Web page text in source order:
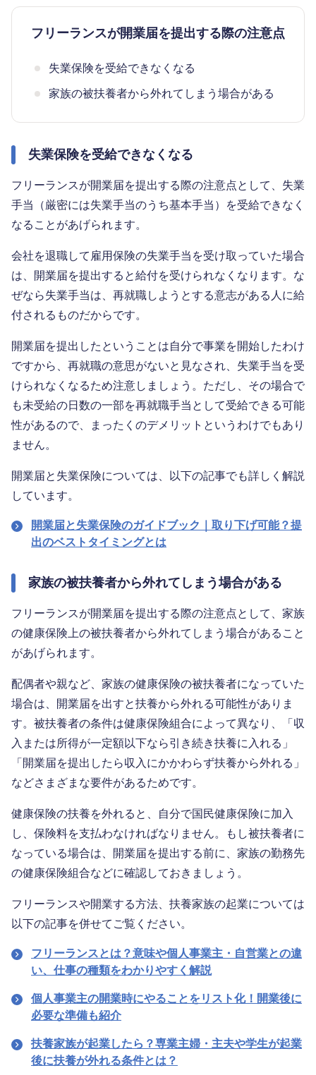
フリーランスが開業届を提出する際の注意点
失業保険を受給できなくなる
家族の被扶養者から外れてしまう場合がある
失業保険を受給できなくなる
フリーランスが開業届を提出する際の注意点として、失業
手当（厳密には失業手当のうち基本手当）を受給できなく
なることがあげられます。
会社を退職して雇用保険の失業手当を受け取っていた場合
は、開業届を提出すると給付を受けられなくなります。な
ぜなら失業手当は、再就職しようとする意志がある人に給
付されるものだからです。
開業届を提出したということは自分で事業を開始したわけ
ですから、再就職の意思がないと見なされ、失業手当を受
けられなくなるため注意しましょう。ただし、その場合で
も未受給の日数の一部を再就職手当として受給できる可能
性があるので、まったくのデメリットというわけでもあり
ません。
開業届と失業保険については、以下の記事でも詳しく解説
しています。
開業届と失業保険のガイドブック｜取り下げ可能？提
出のベストタイミングとは
家族の被扶養者から外れてしまう場合がある
フリーランスが開業届を提出する際の注意点として、家族
の健康保険上の被扶養者から外れてしまう場合があること
があげられます。
配偶者や親など、家族の健康保険の被扶養者になっていた
場合は、開業届を出すと扶養から外れる可能性がありま
す。被扶養者の条件は健康保険組合によって異なり、「収
入または所得が一定額以下なら引き続き扶養に入れる」
「開業届を提出したら収入にかかわらず扶養から外れる」
などさまざまな要件があるためです。
健康保険の扶養を外れると、自分で国民健康保険に加入
し、保険料を支払わなければなりません。もし被扶養者に
なっている場合は、開業届を提出する前に、家族の勤務先
の健康保険組合などに確認しておきましょう。
フリーランスや開業する方法、扶養家族の起業については
以下の記事を併せてご覧ください。
フリーランスとは？意味や個人事業主・自営業との違
い、仕事の種類をわかりやすく解説
個人事業主の開業時にやることをリスト化！開業後に
必要な準備も紹介
扶養家族が起業したら？専業主婦・主夫や学生が起業
後に扶養が外れる条件とは？